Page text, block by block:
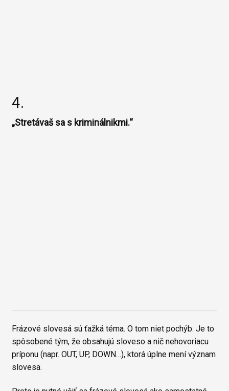
4.
„Stretávaš sa s kriminálnikmi.“
Frázové slovesá sú ťažká téma. O tom niet pochýb. Je to
spôsobené tým, že obsahujú sloveso a nič nehovoriacu
príponu (napr. OUT, UP, DOWN…), ktorá úplne mení význam
slovesa.